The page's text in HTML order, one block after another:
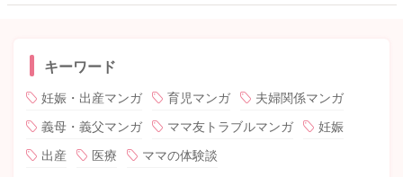
キーワード
妊娠・出産マンガ 育児マンガ
夫婦関係マンガ
義母・義父マンガ
ママ友トラブルマンガ
妊娠
出産
医療 ママの体験談